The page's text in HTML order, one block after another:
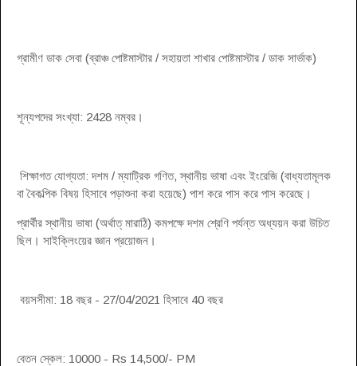
গ্রামীণ ডাক সেবা (ব্রাঞ্চ পোষ্টমাস্টার / সহায়তা শাখার পোষ্টমাস্টার / ডাক সার্ভাক)
শূন্যপদের সংখ্যা: 2428 নম্বর।
শিক্ষাগত যোগ্যতা: দশম / ম্যাট্রিক গণিত, স্থানীয় ভাষা এবং ইংরেজি (বাধ্যতামূলক
বা বৈকল্পিক বিষয় হিসাবে পড়াশুনা করা হয়েছে) পাশ করে পাস করে পাস করেছে।
প্রার্থীর স্থানীয় ভাষা (অর্থাত্ মারাঠি) কমপক্ষে দশম শ্রেণি পর্যন্ত অধ্যয়ন করা উচিত
ছিল। সাইক্লিংয়ের জ্ঞান প্রয়োজন।
বয়সসীমা: 18 বছর - 27/04/2021 হিসাবে 40 বছর
বেতন স্কেল: 10000 - Rs 14,500/- PM